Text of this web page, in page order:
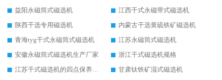
益阳永磁筒式磁选机
江西干式永磁带式磁选机
陕西干选专用磁选机
内蒙古干选黄硫铁矿磁选机
青海tyg干式永磁筒式磁选机
江苏永磁筒式磁选机
安徽永磁筒式磁选机生产厂家
浙江干式磁选机规格
江苏干式磁选机的四点保养秘籍
甘肃钛铁矿湿式磁选机